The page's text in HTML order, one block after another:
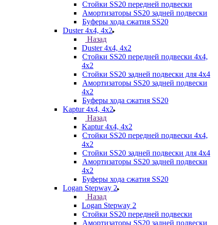
Стойки SS20 передней подвески
Амортизаторы SS20 задней подвески
Буферы хода сжатия SS20
Duster 4х4, 4x2
Назад
Duster 4х4, 4x2
Стойки SS20 передней подвески 4х4,
4x2
Стойки SS20 задней подвески для 4х4
Амортизаторы SS20 задней подвески
4х2
Буферы хода сжатия SS20
Kaptur 4х4, 4х2
Назад
Kaptur 4х4, 4х2
Стойки SS20 передней подвески 4х4,
4x2
Стойки SS20 задней подвески для 4х4
Амортизаторы SS20 задней подвески
4х2
Буферы хода сжатия SS20
Logan Stepway 2
Назад
Logan Stepway 2
Стойки SS20 передней подвески
Амортизаторы SS20 задней подвески